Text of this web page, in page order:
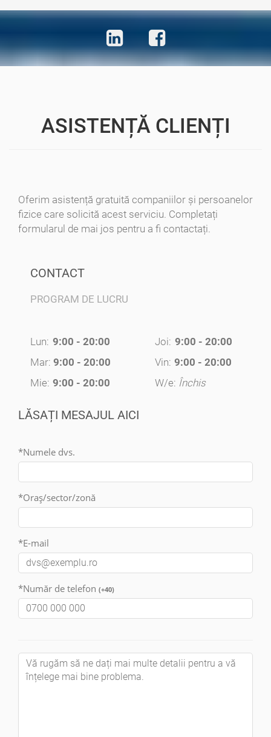
ASISTENȚĂ CLIENȚI
Oferim asistență gratuită companiilor și persoanelor
fizice care solicită acest serviciu. Completați
formularul de mai jos pentru a fi contactați.
CONTACT
PROGRAM DE LUCRU
Lun: 9:00 - 20:00
Mar: 9:00 - 20:00
Mie: 9:00 - 20:00
Joi: 9:00 - 20:00
Vin: 9:00 - 20:00
W/e: Închis
LĂSAȚI MESAJUL AICI
*Numele dvs.
*Oraș/sector/zonă
*E-mail
*Număr de telefon (+40)